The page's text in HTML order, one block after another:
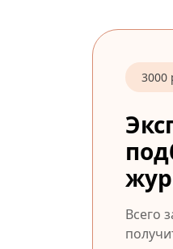
3000
Всего